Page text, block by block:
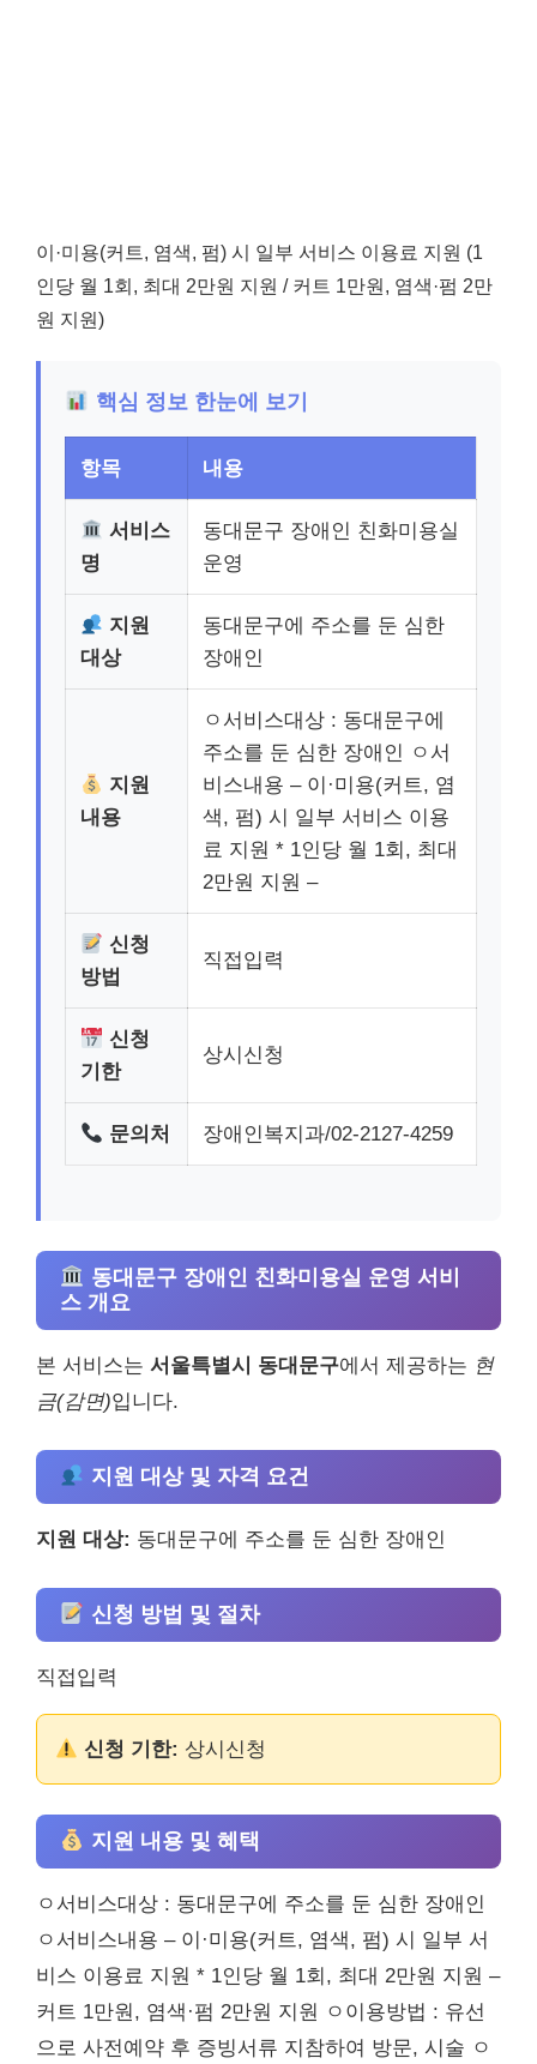
이·미용(커트, 염색, 펌) 시 일부 서비스 이용료 지원 (1
인당 월 1회, 최대 2만원 지원 / 커트 1만원, 염색·펌 2만
원 지원)
핵심 정보 한눈에 보기
항목 내용
서비스
명
동대문구 장애인 친화미용실
운영
지원
대상
동대문구에 주소를 둔 심한
장애인
지원
내용
ㅇ서비스대상 : 동대문구에
주소를 둔 심한 장애인 ㅇ서
비스내용 – 이·미용(커트, 염
색, 펌) 시 일부 서비스 이용
료 지원 * 1인당 월 1회, 최대
2만원 지원 –
신청
방법
직접입력
신청
기한
상시신청
문의처 장애인복지과/02-2127-4259
동대문구 장애인 친화미용실 운영 서비
스 개요
본 서비스는 서울특별시 동대문구에서 제공하는 현
금(감면)입니다.
지원 대상 및 자격 요건
지원 대상: 동대문구에 주소를 둔 심한 장애인
신청 방법 및 절차
직접입력
신청 기한: 상시신청
지원 내용 및 혜택
ㅇ서비스대상 : 동대문구에 주소를 둔 심한 장애인
ㅇ서비스내용 – 이·미용(커트, 염색, 펌) 시 일부 서
비스 이용료 지원 * 1인당 월 1회, 최대 2만원 지원 –
커트 1만원, 염색·펌 2만원 지원 ㅇ이용방법 : 유선
으로 사전예약 후 증빙서류 지참하여 방문, 시술 ㅇ